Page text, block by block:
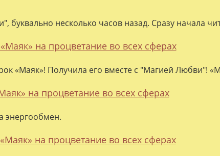
буквально несколько часов назад. Сразу начала
на процветание во всех сферах
«Маяк»! Получила его вместе с "Магией Любви"!
на процветание во всех сферах
энергообмен.
на процветание во всех сферах